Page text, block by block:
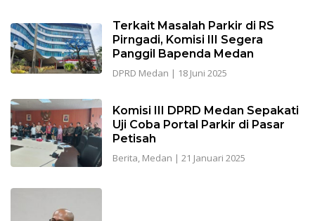
Terkait Masalah Parkir di RS
Pirngadi, Komisi III Segera
Panggil Bapenda Medan
DPRD Medan | 18 Juni 2025
Komisi III DPRD Medan Sepakati
Uji Coba Portal Parkir di Pasar
Petisah
Berita Medan | 21 Januari 2025